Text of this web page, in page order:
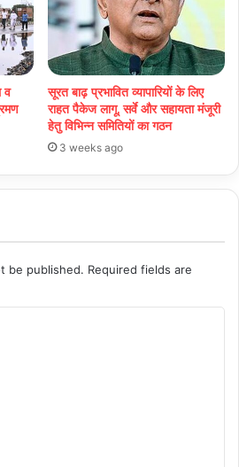
व
सूरत बाढ़ प्रभावित व्यापारियों के लिए
राहत पैकेज लागू, सर्वे और सहायता मंजूरी
हेतु विभिन्न समितियों का गठन
3 weeks ago
be published. Required fields are